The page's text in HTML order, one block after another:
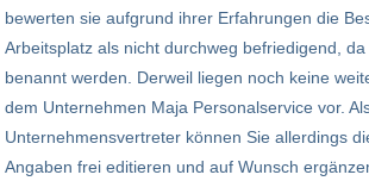
bewerten sie aufgrund ihrer Erfahrungen die
Arbeitsplatz als nicht durchweg befriedigend,
benannt werden. Derweil liegen noch keine
dem Unternehmen Maja Personalservice vor.
Unternehmensvertreter können Sie allerdings
Angaben frei editieren und auf Wunsch